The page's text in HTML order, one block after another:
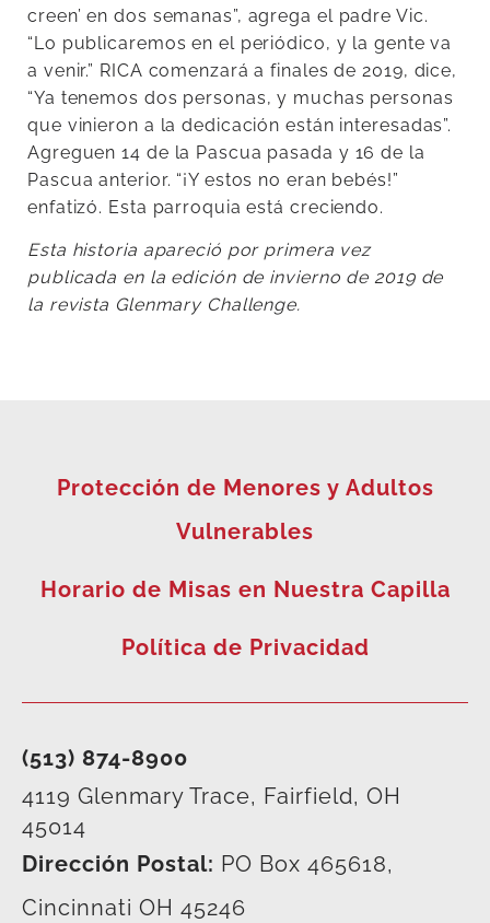
creen’ en dos semanas”, agrega el padre Vic.
“Lo publicaremos en el periódico, y la gente va
a venir.” RICA comenzará a finales de 2019, dice,
“Ya tenemos dos personas, y muchas personas
que vinieron a la dedicación están interesadas”.
Agreguen 14 de la Pascua pasada y 16 de la
Pascua anterior. “¡Y estos no eran bebés!”
enfatizó. Esta parroquia está creciendo.
Esta historia apareció por primera vez
publicada en la edición de invierno de 2019 de
la revista Glenmary Challenge.
(513) 874-8900
4119 Glenmary Trace, Fairfield, OH
45014
Dirección Postal: PO Box 465618,
Cincinnati OH 45246
Protección de Menores y Adultos
Vulnerables
Horario de Misas en Nuestra Capilla
Política de Privacidad